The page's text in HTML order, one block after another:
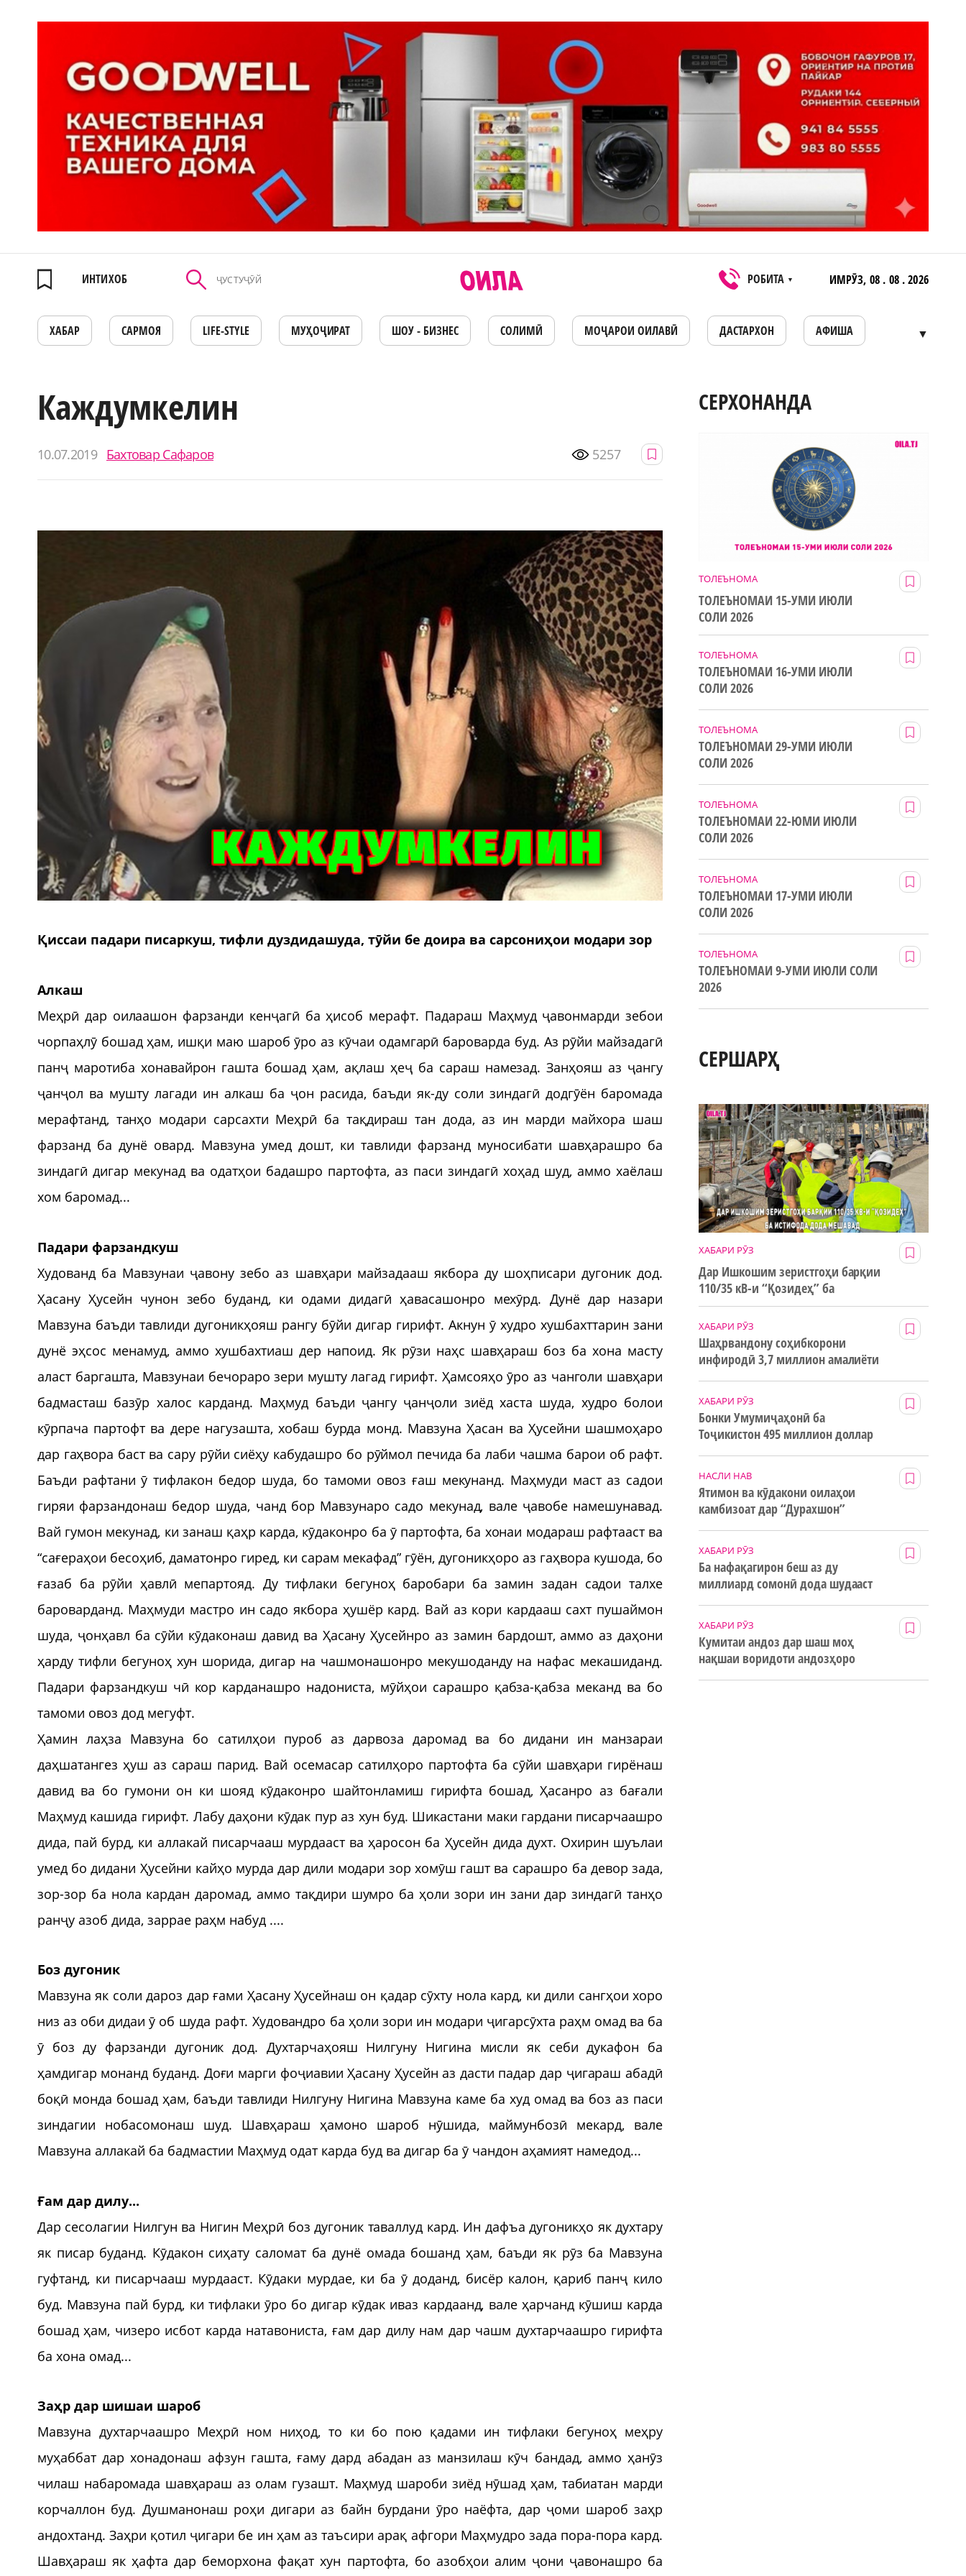
ИНТИХОБ РОБИТА ▼ ИМРӮЗ, 08 . 08 . 2026
ХАБАР САРМОЯ LIFE-STYLE МУҲОҶИРАТ ШОУ - БИЗНЕС СОЛИМӢ МОҶАРОИ ОИЛАВӢ ДАСТАРХОН АФИША ▼
Каждумкелин
10.07.2019 Бахтовар Сафаров 5257
Қиссаи падари писаркуш, тифли дуздидашуда, тӯйи бе доира ва сарсониҳои модари зор
Алкаш
Меҳрӣ дар оилаашон фарзанди кенҷагӣ ба ҳисоб мерафт. Падараш Маҳмуд ҷавонмарди зебои
чорпаҳлӯ бошад ҳам, ишқи маю шароб ӯро аз кӯчаи одамгарӣ бароварда буд. Аз рӯйи майзадагӣ
панҷ маротиба хонавайрон гашта бошад ҳам, ақлаш ҳеҷ ба сараш намезад. Занҳояш аз ҷангу
ҷанҷол ва мушту лагади ин алкаш ба ҷон расида, баъди як-ду соли зиндагӣ додгӯён баромада
мерафтанд, танҳо модари сарсахти Меҳрӣ ба тақдираш тан дода, аз ин марди майхора шаш
фарзанд ба дунё овард. Мавзуна умед дошт, ки тавлиди фарзанд муносибати шавҳарашро ба
зиндагӣ дигар мекунад ва одатҳои бадашро партофта, аз паси зиндагӣ хоҳад шуд, аммо хаёлаш
хом баромад...
Падари фарзандкуш
Худованд ба Мавзунаи ҷавону зебо аз шавҳари майзадааш якбора ду шоҳписари дугоник дод.
Ҳасану Ҳусейн чунон зебо буданд, ки одами дидагӣ ҳавасашонро мехӯрд. Дунё дар назари
Мавзуна баъди тавлиди дугоникҳояш рангу бӯйи дигар гирифт. Акнун ӯ худро хушбахттарин зани
дунё эҳсос менамуд, аммо хушбахтиаш дер напоид. Як рӯзи наҳс шавҳараш боз ба хона масту
аласт баргашта, Мавзунаи бечораро зери мушту лагад гирифт. Ҳамсояҳо ӯро аз чанголи шавҳари
бадмасташ базӯр халос карданд. Маҳмуд баъди ҷангу ҷанҷоли зиёд хаста шуда, худро болои
кӯрпача партофт ва дере нагузашта, хобаш бурда монд. Мавзуна Ҳасан ва Ҳусейни шашмоҳаро
дар гаҳвора баст ва сару рӯйи сиёҳу кабудашро бо рӯймол печида ба лаби чашма барои об рафт.
Баъди рафтани ӯ тифлакон бедор шуда, бо тамоми овоз ғаш мекунанд. Маҳмуди маст аз садои
гиряи фарзандонаш бедор шуда, чанд бор Мавзунаро садо мекунад, вале ҷавобе намешунавад.
Вай гумон мекунад, ки занаш қаҳр карда, кӯдаконро ба ӯ партофта, ба хонаи модараш рафтааст ва
“сағераҳои бесоҳиб, даматонро гиред, ки сарам мекафад” гӯён, дугоникҳоро аз гаҳвора кушода, бо
ғазаб ба рӯйи ҳавлӣ мепартояд. Ду тифлаки бегуноҳ баробари ба замин задан садои талхе
бароварданд. Маҳмуди мастро ин садо якбора ҳушёр кард. Вай аз кори кардааш сахт пушаймон
шуда, ҷонҳавл ба сӯйи кӯдаконаш давид ва Ҳасану Ҳусейнро аз замин бардошт, аммо аз даҳони
ҳарду тифли бегуноҳ хун шорида, дигар на чашмонашонро мекушоданду на нафас мекашиданд.
Падари фарзандкуш чӣ кор карданашро надониста, мӯйҳои сарашро қабза-қабза меканд ва бо
тамоми овоз дод мегуфт.
Ҳамин лаҳза Мавзуна бо сатилҳои пуроб аз дарвоза даромад ва бо дидани ин манзараи
даҳшатангез ҳуш аз сараш парид. Вай осемасар сатилҳоро партофта ба сӯйи шавҳари гирёнаш
давид ва бо гумони он ки шояд кӯдаконро шайтонламиш гирифта бошад, Ҳасанро аз бағали
Маҳмуд кашида гирифт. Лабу даҳони кӯдак пур аз хун буд. Шикастани маки гардани писарчаашро
дида, пай бурд, ки аллакай писарчааш мурдааст ва ҳаросон ба Ҳусейн дида духт. Охирин шуълаи
умед бо дидани Ҳусейни кайҳо мурда дар дили модари зор хомӯш гашт ва сарашро ба девор зада,
зор-зор ба нола кардан даромад, аммо тақдири шумро ба ҳоли зори ин зани дар зиндагӣ танҳо
ранҷу азоб дида, заррае раҳм набуд ....
Боз дугоник
Мавзуна як соли дароз дар ғами Ҳасану Ҳусейнаш он қадар сӯхту нола кард, ки дили сангҳои хоро
низ аз оби дидаи ӯ об шуда рафт. Худовандро ба ҳоли зори ин модари ҷигарсӯхта раҳм омад ва ба
ӯ боз ду фарзанди дугоник дод. Духтарчаҳояш Нилгуну Нигина мисли як себи дукафон ба
ҳамдигар монанд буданд. Доғи марги фоҷиавии Ҳасану Ҳусейн аз дасти падар дар ҷигараш абадӣ
боқӣ монда бошад ҳам, баъди тавлиди Нилгуну Нигина Мавзуна каме ба худ омад ва боз аз паси
зиндагии нобасомонаш шуд. Шавҳараш ҳамоно шароб нӯшида, маймунбозӣ мекард, вале
Мавзуна аллакай ба бадмастии Маҳмуд одат карда буд ва дигар ба ӯ чандон аҳамият намедод...
Ғам дар дилу...
Дар сесолагии Нилгун ва Нигин Меҳрӣ боз дугоник таваллуд кард. Ин дафъа дугоникҳо як духтару
як писар буданд. Кӯдакон сиҳату саломат ба дунё омада бошанд ҳам, баъди як рӯз ба Мавзуна
гуфтанд, ки писарчааш мурдааст. Кӯдаки мурдае, ки ба ӯ доданд, бисёр калон, қариб панҷ кило
буд. Мавзуна пай бурд, ки тифлаки ӯро бо дигар кӯдак иваз кардаанд, вале ҳарчанд кӯшиш карда
бошад ҳам, чизеро исбот карда натавониста, ғам дар дилу нам дар чашм духтарчаашро гирифта
ба хона омад...
Заҳр дар шишаи шароб
Мавзуна духтарчаашро Меҳрӣ ном ниҳод, то ки бо пою қадами ин тифлаки бегуноҳ меҳру
муҳаббат дар хонадонаш афзун гашта, ғаму дард абадан аз манзилаш кӯч бандад, аммо ҳанӯз
чилаш набаромада шавҳараш аз олам гузашт. Маҳмуд шароби зиёд нӯшад ҳам, табиатан марди
корчаллон буд. Душманонаш роҳи дигари аз байн бурдани ӯро наёфта, дар ҷоми шароб заҳр
андохтанд. Заҳри қотил ҷигари бе ин ҳам аз таъсири арақ афгори Маҳмудро зада пора-пора кард.
Шавҳараш як ҳафта дар беморхона фақат хун партофта, бо азобҳои алим ҷони ҷавонашро ба
СЕРХОНАНДА
ТОЛЕЪНОМА
ТОЛЕЪНОМАИ 15-УМИ ИЮЛИ
СОЛИ 2026
ТОЛЕЪНОМА
ТОЛЕЪНОМАИ 16-УМИ ИЮЛИ
СОЛИ 2026
ТОЛЕЪНОМА
ТОЛЕЪНОМАИ 29-УМИ ИЮЛИ
СОЛИ 2026
ТОЛЕЪНОМА
ТОЛЕЪНОМАИ 22-ЮМИ ИЮЛИ
СОЛИ 2026
ТОЛЕЪНОМА
ТОЛЕЪНОМАИ 17-УМИ ИЮЛИ
СОЛИ 2026
ТОЛЕЪНОМА
ТОЛЕЪНОМАИ 9-УМИ ИЮЛИ СОЛИ
2026
СЕРШАРҲ
ХАБАРИ РӮЗ
Дар Ишкошим зеристгоҳи барқии
110/35 кВ-и “Қозидеҳ” ба
истифода дода мешавад
ХАБАРИ РӮЗ
Шаҳрвандону соҳибкорони
инфиродӣ 3,7 миллион амалиёти
ХАБАРИ РӮЗ
Бонки Умумиҷаҳонӣ ба
Тоҷикистон 495 миллион доллар
НАСЛИ НАВ
Ятимон ва кӯдакони оилаҳои
камбизоат дар “Дурахшон”
ХАБАРИ РӮЗ
Ба нафақагирон беш аз ду
миллиард сомонӣ дода шудааст
ХАБАРИ РӮЗ
Кумитаи андоз дар шаш моҳ
нақшаи воридоти андозҳоро